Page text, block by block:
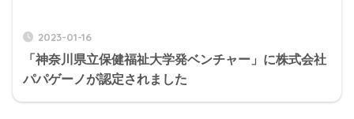
2023-01-16
「神奈川県立保健福祉大学発ベンチャー」に株式会社
パパゲーノが認定されました